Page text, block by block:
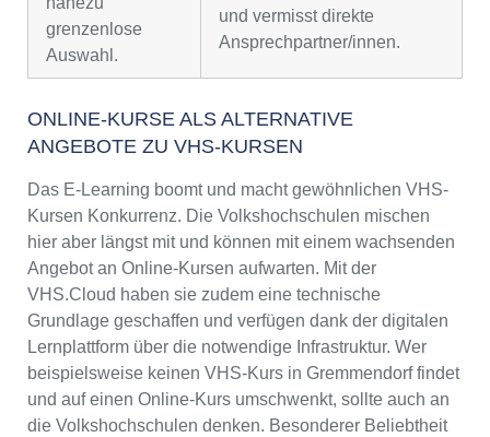
grenzenlose
Auswahl.
und vermisst direkte
Ansprechpartner/innen.
ONLINE-KURSE ALS ALTERNATIVE
ANGEBOTE ZU VHS-KURSEN
Das E-Learning boomt und macht gewöhnlichen VHS-
Kursen Konkurrenz. Die Volkshochschulen mischen
hier aber längst mit und können mit einem wachsenden
Angebot an Online-Kursen aufwarten. Mit der
VHS.Cloud haben sie zudem eine technische
Grundlage geschaffen und verfügen dank der digitalen
Lernplattform über die notwendige Infrastruktur. Wer
beispielsweise keinen VHS-Kurs in Gremmendorf findet
und auf einen Online-Kurs umschwenkt, sollte auch an
die Volkshochschulen denken. Besonderer Beliebtheit